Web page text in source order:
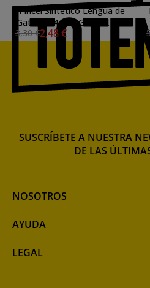
Pincel Sintetico Lengua de
Gato n. 04 Van Gogh S. 195
3,30 €2,48 €
NOSOTROS
AYUDA
LEGAL
SUSCRÍBETE A NUESTRA
DE LAS